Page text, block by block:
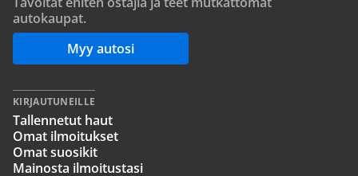
autokaupat.
Myy autosi
KIRJAUTUNEILLE
Tallennetut haut
Omat ilmoitukset
Omat suosikit
Mainosta ilmoitustasi